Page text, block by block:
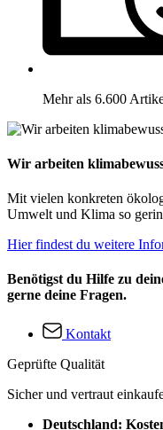
Mehr als 6.600
Wir arbeiten
Mit vielen konkreten
Umwelt und Klima so
Hier findest du weitere
Benötigst du Hilfe zu
gerne deine Fragen.
Kontakt
Geprüfte Qualität
Sicher und vertraut
Deutschland: